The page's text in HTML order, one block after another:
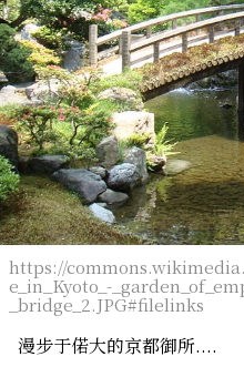
https://
e_in_Kyoto_-
_bridge_2.JPG#filelinks
漫步于偌大的京都御所....